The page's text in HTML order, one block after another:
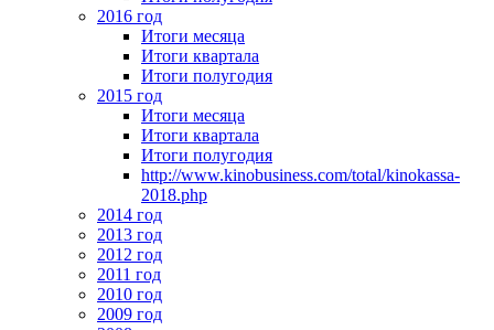
2016 год
Итоги месяца
Итоги квартала
Итоги полугодия
2015 год
Итоги месяца
Итоги квартала
Итоги полугодия
http://www.kinobusiness.com/total/kinokassa-
2018.php
2014 год
2013 год
2012 год
2011 год
2010 год
2009 год